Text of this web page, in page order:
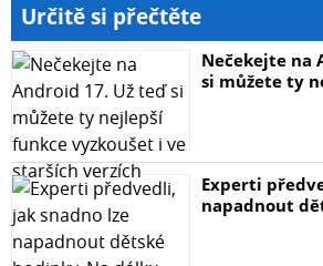
Určitě si přečtěte
Nečekejte na
si můžete ty
Experti
napadnout